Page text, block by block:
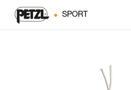
SPORT